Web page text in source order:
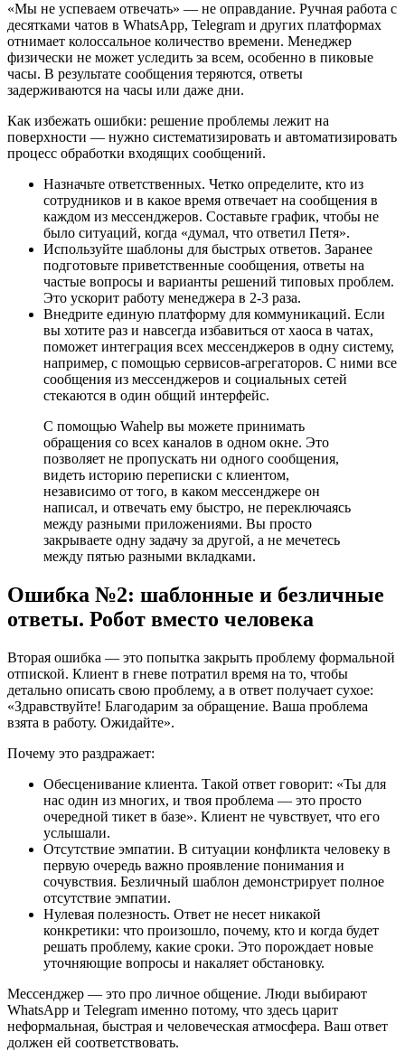
«Мы не успеваем отвечать» — не оправдание. Ручная работа с
десятками чатов в WhatsApp, Telegram и других платформах
отнимает колоссальное количество времени. Менеджер
физически не может уследить за всем, особенно в пиковые
часы. В результате сообщения теряются, ответы
задерживаются на часы или даже дни.
Как избежать ошибки: решение проблемы лежит на
поверхности — нужно систематизировать и автоматизировать
процесс обработки входящих сообщений.
Назначьте ответственных. Четко определите, кто из
сотрудников и в какое время отвечает на сообщения в
каждом из мессенджеров. Составьте график, чтобы не
было ситуаций, когда «думал, что ответил Петя».
Используйте шаблоны для быстрых ответов. Заранее
подготовьте приветственные сообщения, ответы на
частые вопросы и варианты решений типовых проблем.
Это ускорит работу менеджера в 2-3 раза.
Внедрите единую платформу для коммуникаций. Если
вы хотите раз и навсегда избавиться от хаоса в чатах,
поможет интеграция всех мессенджеров в одну систему,
например, с помощью сервисов-агрегаторов. С ними все
сообщения из мессенджеров и социальных сетей
стекаются в один общий интерфейс.
С помощью Wahelp вы можете принимать
обращения со всех каналов в одном окне. Это
позволяет не пропускать ни одного сообщения,
видеть историю переписки с клиентом,
независимо от того, в каком мессенджере он
написал, и отвечать ему быстро, не переключаясь
между разными приложениями. Вы просто
закрываете одну задачу за другой, а не мечетесь
между пятью разными вкладками.
Ошибка №2: шаблонные и безличные
ответы. Робот вместо человека
Вторая ошибка — это попытка закрыть проблему формальной
отпиской. Клиент в гневе потратил время на то, чтобы
детально описать свою проблему, а в ответ получает сухое:
«Здравствуйте! Благодарим за обращение. Ваша проблема
взята в работу. Ожидайте».
Почему это раздражает:
Обесценивание клиента. Такой ответ говорит: «Ты для
нас один из многих, и твоя проблема — это просто
очередной тикет в базе». Клиент не чувствует, что его
услышали.
Отсутствие эмпатии. В ситуации конфликта человеку в
первую очередь важно проявление понимания и
сочувствия. Безличный шаблон демонстрирует полное
отсутствие эмпатии.
Нулевая полезность. Ответ не несет никакой
конкретики: что произошло, почему, кто и когда будет
решать проблему, какие сроки. Это порождает новые
уточняющие вопросы и накаляет обстановку.
Мессенджер — это про личное общение. Люди выбирают
WhatsApp и Telegram именно потому, что здесь царит
неформальная, быстрая и человеческая атмосфера. Ваш ответ
должен ей соответствовать.